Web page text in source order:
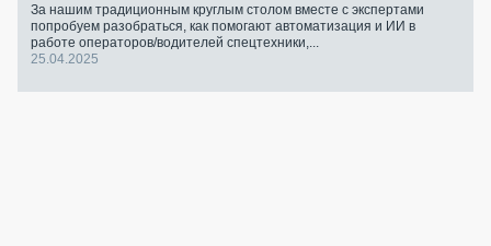
За нашим традиционным круглым столом вместе с экспертами
попробуем разобраться, как помогают автоматизация и ИИ в
работе операторов/водителей спецтехники,...
25.04.2025